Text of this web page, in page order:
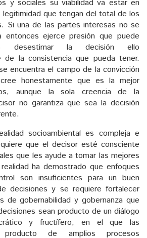
y sociales su viabilidad va estar en
que tengan del total de los
Si una de las partes interesas no se
entonces ejerce presión que puede
desestimar la decisión ello
de la consistencia que pueda tener.
encuentra el campo de la convicción
honestamente que es la mejor
aunque la sola creencia de la
no garantiza que sea la decisión
socioambiental es compleja e
que el decisor esté consciente
que les ayude a tomar las mejores
ha demostrado que enfoques
son insuficientes para un buen
decisiones y se requiere fortalecer
de gobernabilidad y gobernanza que
sean producto de un diálogo
y fructífero, en el que las
producto de amplios procesos